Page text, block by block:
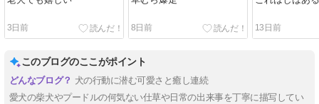
3日前 8日前 13日前
このブログのここがポイント
犬の行動に潜む可愛さと癒し連続
愛犬の柴犬やプードルの何気ない仕草や日常の出来事を丁寧に描写してい